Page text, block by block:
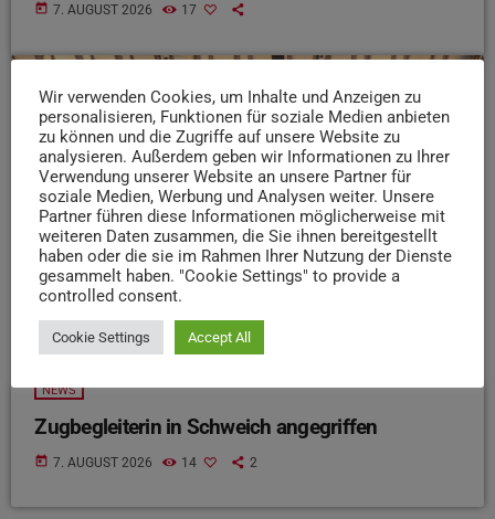
today 7. AUGUST 2026 17
insert_link
NEWS
Zugbegleiterin in Schweich angegriffen
today 7. AUGUST 2026 14 2
Wir verwenden Cookies, um Inhalte und Anzeigen zu
personalisieren, Funktionen für soziale Medien anbieten
zu können und die Zugriffe auf unsere Website zu
analysieren. Außerdem geben wir Informationen zu Ihrer
Verwendung unserer Website an unsere Partner für
soziale Medien, Werbung und Analysen weiter. Unsere
Partner führen diese Informationen möglicherweise mit
weiteren Daten zusammen, die Sie ihnen bereitgestellt
haben oder die sie im Rahmen Ihrer Nutzung der Dienste
gesammelt haben. "Cookie Settings" to provide a
controlled consent.
Cookie Settings Accept All